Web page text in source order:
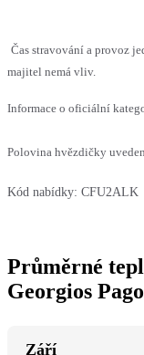
Čas stravování a provoz
majitel nemá vliv.
Informace o oficiální
Polovina hvězdičky
Kód nabídky: CFU2ALK
Průměrné
Georgios
Září